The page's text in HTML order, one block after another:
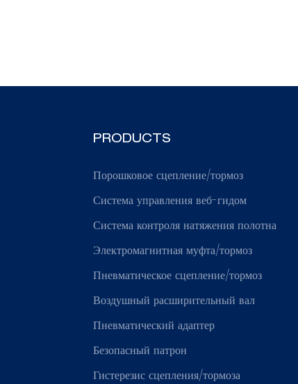
PRODUCTS
Порошковое сцепление/тормоз
Система управления веб-гидом
Система контроля натяжения полотна
Электромагнитная муфта/тормоз
Пневматическое сцепление/тормоз
Воздушный расширительный вал
Пневматический адаптер
Безопасный патрон
Гистерезис сцепления/тормоза